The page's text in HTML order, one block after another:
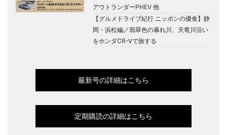
アウトランダーPHEV 他
【グルメドライブ紀行 ニッポンの優食】静
岡・浜松編／翡翠色の暴れ川、天竜川沿い
をホンダCR-Vで旅する
最新号の詳細はこちら
定期購読の詳細はこちら